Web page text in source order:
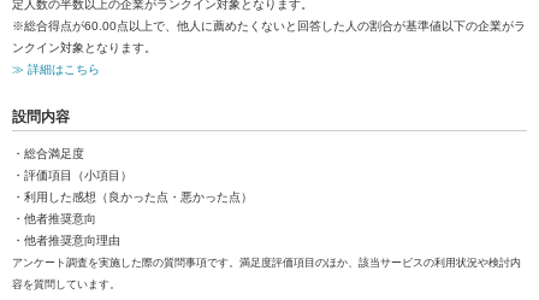
定人数の半数以上の企業がランクイン対象となります。
※総合得点が60.00点以上で、他人に薦めたくないと回答した人の割合が基準値以下の企業がラ
ンクイン対象となります。
≫ 詳細はこちら
設問内容
・総合満足度
・評価項目（小項目）
・利用した感想（良かった点・悪かった点）
・他者推奨意向
・他者推奨意向理由
アンケート調査を実施した際の質問事項です。満足度評価項目のほか、該当サービスの利用状況や検討内
容を質問しています。